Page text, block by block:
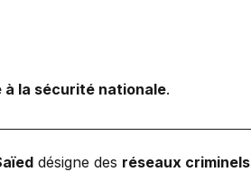
la sécurité nationale.
désigne des réseaux criminels